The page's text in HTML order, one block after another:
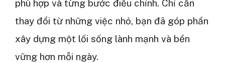
phù hợp và từng bước điều chỉnh. Chỉ cần
thay đổi từ những việc nhỏ, bạn đã góp phần
xây dựng một lối sống lành mạnh và bền
vững hơn mỗi ngày.